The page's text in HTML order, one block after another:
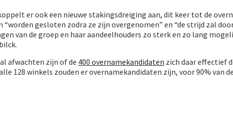
er ook een nieuwe stakingsdreiging aan, dit keer tot de
“worden gesloten zodra ze zijn overgenomen” en “de strijd zal
van de groep en haar aandeelhouders zo sterk en zo lang
afwachten zijn of de 400 overnamekandidaten zich daar effectief
128 winkels zouden er overnamekandidaten zijn, voor 90% van